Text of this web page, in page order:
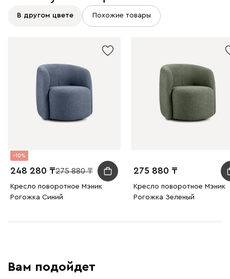
396
477 240
Терракота
В другом цвете Похожие товары
10
248 280 275 880
Кресло поворотное Мэник
Рогожка Синий
275 880
Кресло поворотное Мэник
Рогожка Зеленый
Вам подойдет